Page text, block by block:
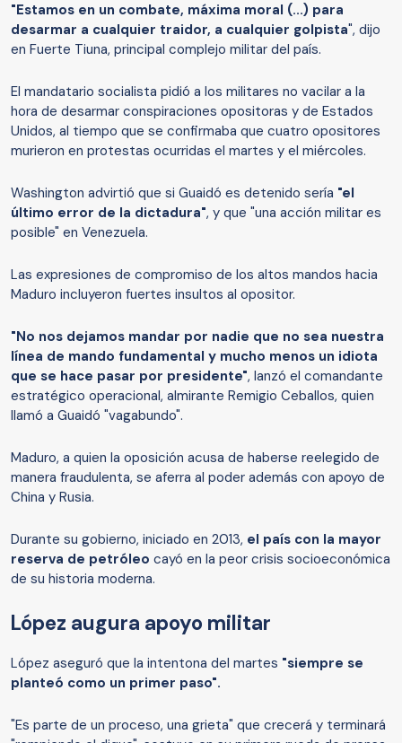
"Estamos en un combate, máxima moral (...) para
desarmar a cualquier traidor, a cualquier golpista", dijo
en Fuerte Tiuna, principal complejo militar del país.
El mandatario socialista pidió a los militares no vacilar a la
hora de desarmar conspiraciones opositoras y de Estados
Unidos, al tiempo que se confirmaba que cuatro opositores
murieron en protestas ocurridas el martes y el miércoles.
Washington advirtió que si Guaidó es detenido sería "el
último error de la dictadura", y que "una acción militar es
posible" en Venezuela.
Las expresiones de compromiso de los altos mandos hacia
Maduro incluyeron fuertes insultos al opositor.
"No nos dejamos mandar por nadie que no sea nuestra
línea de mando fundamental y mucho menos un idiota
que se hace pasar por presidente", lanzó el comandante
estratégico operacional, almirante Remigio Ceballos, quien
llamó a Guaidó "vagabundo".
Maduro, a quien la oposición acusa de haberse reelegido de
manera fraudulenta, se aferra al poder además con apoyo de
China y Rusia.
Durante su gobierno, iniciado en 2013, el país con la mayor
reserva de petróleo cayó en la peor crisis socioeconómica
de su historia moderna.
López augura apoyo militar
López aseguró que la intentona del martes "siempre se
planteó como un primer paso".
"Es parte de un proceso, una grieta" que crecerá y terminará